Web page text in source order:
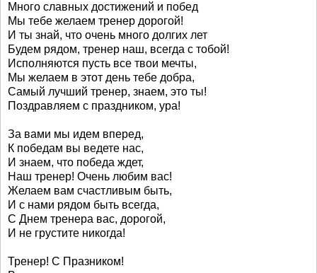
Много славных достижений и побед
Мы тебе желаем тренер дорогой!
И ты знай, что очень много долгих лет
Будем рядом, тренер наш, всегда с тобой!
Исполняются пусть все твои мечты,
Мы желаем в этот день тебе добра,
Самый лучший тренер, знаем, это ты!
Поздравляем с праздником, ура!
За вами мы идем вперед,
К победам вы ведете нас,
И знаем, что победа ждет,
Наш тренер! Очень любим вас!
Желаем вам счастливым быть,
И с нами рядом быть всегда,
С Днем тренера вас, дорогой,
И не грустите никогда!
Тренер! С Празником!